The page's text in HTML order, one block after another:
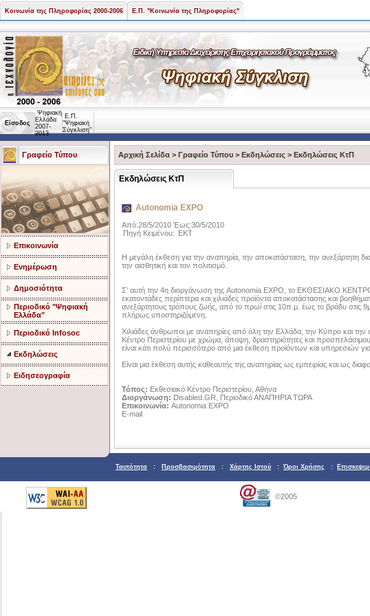
Κοινωνία της Πληροφορίας 2000-2006 Ε.Π. "Κοινωνία της Πληροφορίας"
Είσοδος
Ψηφιακή
Ελλάδα
2007-
2013
Ε.Π.
"Ψηφιακή
Σύγκλιση"
Γραφείο Τύπου
Επικοινωνία
Ενημέρωση
Δημοσιότητα
Περιοδικό "Ψηφιακή
Ελλάδα"
Περιοδικό Infosoc
Εκδηλώσεις
Ειδησεογραφία
Αρχική Σελίδα > Γραφείο Τύπου > Εκδηλώσεις > Εκδηλώσεις ΚτΠ
Εκδηλώσεις ΚτΠ
Autonomia EXPO
Από:28/5/2010 Έως:30/5/2010
Πηγή Κειμένου: ΕΚΤ
Η μεγάλη έκθεση για την αναπηρία, την αποκατάσταση, την ανεξάρτητη
την αισθητική και τον πολιτισμό.
Σ’ αυτή την 4η διοργάνωση της Autonomia EXPO, το ΕΚΘΕΣΙΑΚΟ
εκατοντάδες περίπτερα και χιλιάδες προϊόντα αποκατάστασης και
ανεξάρτητους τρόπους ζωής, από το πρωί στις 10π.μ. έως το βράδυ στις
πλήρως υποστηριζόμενη.
Χιλιάδες άνθρωποι με αναπηρίες από όλη την Ελλάδα, την Κύπρο και την
Κέντρο Περιστερίου με χρώμα, άποψη, δραστηριότητες και
είναι κάτι πολύ περισσότερο από μια έκθεση προϊόντων και υπηρεσιών
Είναι μια έκθεση αυτής καθεαυτής της αναπηρίας ως εμπειρίας και ως
Τόπος: Εκθεσιακό Κέντρο Περιστερίου, Αθήνα
Διοργάνωση: Disabled.GR, Περιοδικό ΑΝΑΠΗΡΙΑ ΤΩΡΑ
Επικοινωνία: Autonomia EXPO
E-mail
Ταυτότητα : Προσβασιμότητα : Χάρτης Ιστού : Όροι Χρήσης :
©2005